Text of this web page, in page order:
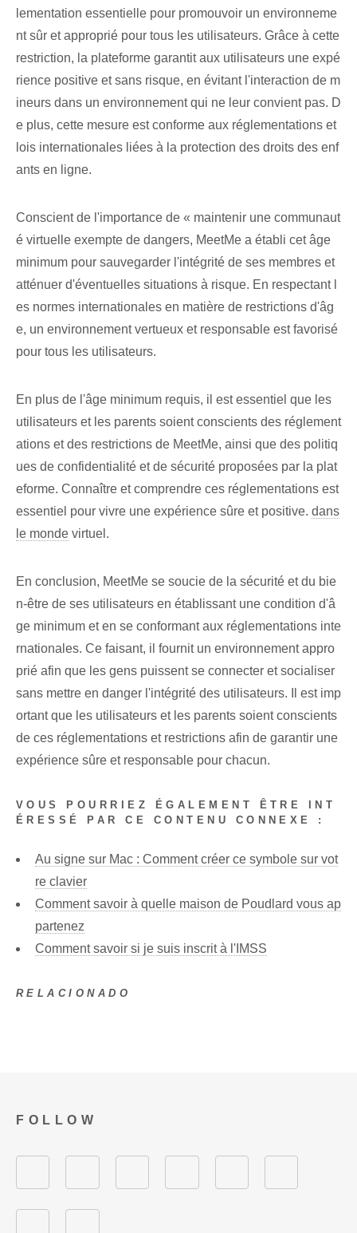
lementation essentielle⁤ pour promouvoir un environneme
nt sûr et approprié pour tous les utilisateurs. Grâce à cette
restriction, la plateforme garantit aux utilisateurs une expé
rience positive et sans risque, en évitant l'interaction de m
ineurs dans un environnement qui ne leur convient pas. D
e plus, cette mesure est conforme aux réglementations et
lois internationales liées à la protection des droits des enf
ants en ligne.
Conscient de l'importance de « maintenir une communaut
é virtuelle exempte de dangers, MeetMe‍ a établi cet âge
minimum pour sauvegarder l'intégrité de ses membres et
atténuer d'éventuelles situations à risque. En respectant l
es normes internationales en matière de restrictions d'âg
e, un environnement vertueux et responsable est favorisé
pour tous les utilisateurs.
En plus de l'âge minimum requis, il est essentiel que les
utilisateurs et les parents soient conscients des réglement
ations‌ et des restrictions de MeetMe, ainsi que des politiq
ues de confidentialité et de sécurité proposées par la plat
eforme. Connaître et comprendre ces réglementations est
essentiel pour vivre une expérience sûre et positive. dans
le monde virtuel.
En conclusion, MeetMe se soucie de la sécurité et du bie
n-être de ses utilisateurs en établissant une condition d'â
ge minimum et en se conformant aux réglementations inte
rnationales. Ce faisant, il fournit un environnement appro
prié ⁢afin que ⁣les gens puissent se connecter et socialiser⁢
sans‌ mettre en danger l'intégrité des utilisateurs. Il est imp
ortant que les utilisateurs et les parents soient conscients
de ces réglementations et restrictions afin de garantir une
expérience sûre et responsable pour chacun.
VOUS POURRIEZ ÉGALEMENT ÊTRE INT
ÉRESSÉ PAR CE CONTENU CONNEXE :
Au signe sur Mac : Comment créer ce symbole sur vot
re clavier
Comment savoir à quelle maison de Poudlard vous ap
partenez
Comment savoir si je suis inscrit à l'IMSS
RELACIONADO
FOLLOW